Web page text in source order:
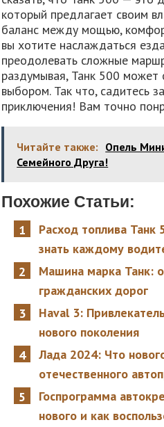
который предлагает своим
баланс между мощью,
вы хотите наслаждаться
преодолевать сложные
раздумывая, Танк 500
выбором. Так что, садитесь
приключения! Вам точно
Читайте также: Опель
Семейного Друга!
Похожие Статьи:
Расход топлива
знать каждому
Машина марка Танк:
гражданских дорог
Haval 3:
нового поколения
Лада 2024: Что
отечественного
Госпрограмма
нового и как